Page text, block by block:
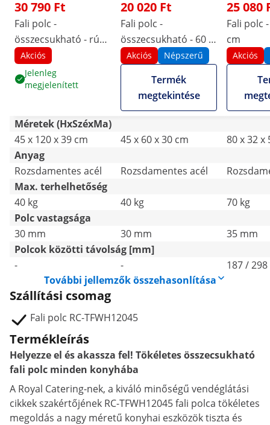
30 790 Ft
Fali polc -
összecsukható - rúd
design - 120 x 45 cm -
40 kg - rozsdamentes
acél
Akciós
Jelenleg
megjelenített
20 020 Ft
Fali polc -
összecsukható - 60 x
45 cm - 40 kg -
rozsdamentes acél
Akciós Népszerű
Termék
megtekintése
25 080
Fali polc
cm
Akciós
Méretek (HxSzéxMa)
45 x 120 x 39 cm
45 x 60 x 30 cm
80 x 32 x
Anyag
Rozsdamentes acél
Rozsdamentes acél
Max. terhelhetőség
40 kg
40 kg
70 kg
Polc vastagsága
30 mm
30 mm
35 mm
Polcok közötti távolság [mm]
-
-
187 / 298
További jellemzők összehasonlítása
Szállítási csomag
Fali polc RC-TFWH12045
Termékleírás
Helyezze el és akassza fel! Tökéletes összecsukható
fali polc minden konyhába
A Royal Catering-nek, a kiváló minőségű vendéglátási
cikkek szakértőjének RC-TFWH12045 fali polca tökéletes
megoldás a nagy méretű konyhai eszközök tiszta és